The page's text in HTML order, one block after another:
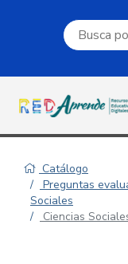
Campo de
Catálogo
Preguntas
Sociales
Ciencias